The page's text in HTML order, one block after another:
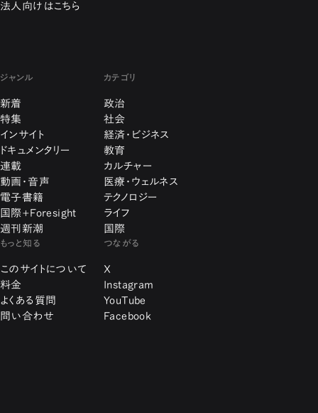
法人向けはこちら
ジャンル
新着
特集
インサイト
ドキュメンタリー
連載
動画・音声
電子書籍
国際+Foresight
週刊新潮
カテゴリ
政治
社会
経済・ビジネス
教育
カルチャー
医療・ウェルネス
テクノロジー
ライフ
国際
もっと知る
このサイトについて
料金
よくある質問
問い合わせ
つながる
X
Instagram
YouTube
Facebook